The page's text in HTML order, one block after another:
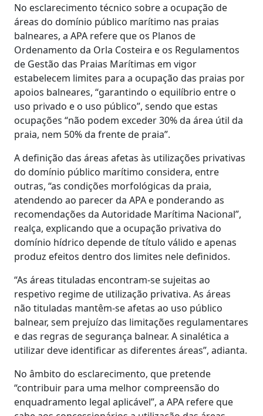
No esclarecimento técnico sobre a ocupação de
áreas do domínio público marítimo nas praias
balneares, a APA refere que os Planos de
Ordenamento da Orla Costeira e os Regulamentos
de Gestão das Praias Marítimas em vigor
estabelecem limites para a ocupação das praias por
apoios balneares, “garantindo o equilíbrio entre o
uso privado e o uso público”, sendo que estas
ocupações “não podem exceder 30% da área útil da
praia, nem 50% da frente de praia”.
A definição das áreas afetas às utilizações privativas
do domínio público marítimo considera, entre
outras, “as condições morfológicas da praia,
atendendo ao parecer da APA e ponderando as
recomendações da Autoridade Marítima Nacional”,
realça, explicando que a ocupação privativa do
domínio hídrico depende de título válido e apenas
produz efeitos dentro dos limites nele definidos.
“As áreas tituladas encontram-se sujeitas ao
respetivo regime de utilização privativa. As áreas
não tituladas mantêm-se afetas ao uso público
balnear, sem prejuízo das limitações regulamentares
e das regras de segurança balnear. A sinalética a
utilizar deve identificar as diferentes áreas”, adianta.
No âmbito do esclarecimento, que pretende
“contribuir para uma melhor compreensão do
enquadramento legal aplicável”, a APA refere que